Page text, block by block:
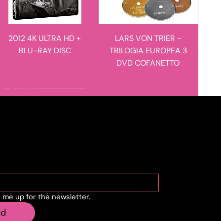
2012 4K ULTRA HD +
BLU-RAY DISC
LARS VON TRIER -
TRILOGIA EUROPEA 3
DVD COFANETTO
novità in arrivo
MANIE-MANIE - I
RACCONTI DEL
novità in arrivo
me up for the newsletter.